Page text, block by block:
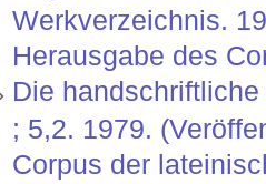
Werkverzeichnis.
Herausgabe des
Die
; 5,2. 1979.
Corpus der